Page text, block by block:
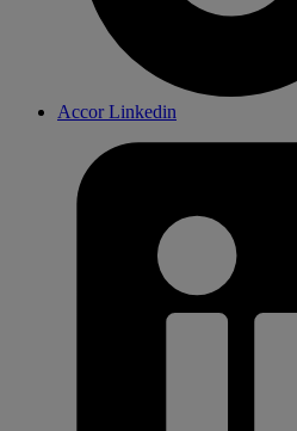
Accor Linkedin